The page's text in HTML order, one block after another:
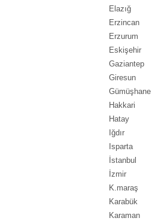
Elazığ
Erzincan
Erzurum
Eskişehir
Gaziantep
Giresun
Gümüşhane
Hakkari
Hatay
Iğdır
Isparta
İstanbul
İzmir
K.maraş
Karabük
Karaman